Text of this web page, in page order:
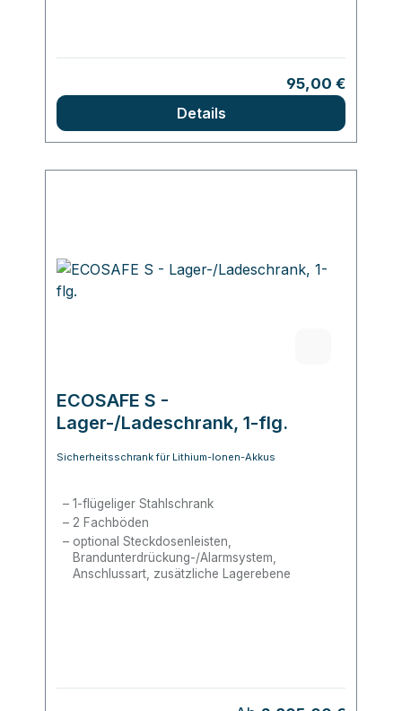
Regulärer Preis:
95,00 €
Details
ECOSAFE S -
Lager-/Ladeschrank, 1-flg.
Sicherheitsschrank für Lithium-Ionen-Akkus
1-flügeliger Stahlschrank
2 Fachböden
optional Steckdosenleisten,
Brandunterdrückung-/Alarmsystem,
Anschlussart, zusätzliche Lagerebene